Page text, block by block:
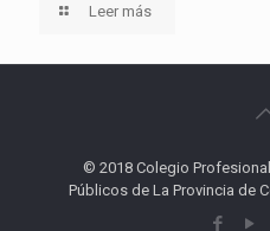
Leer más
© 2018 Colegio
Públicos de La Provincia de